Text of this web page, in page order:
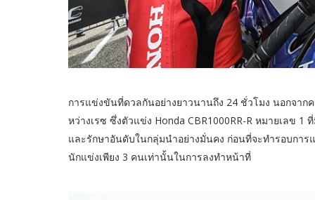
การแข่งขันที่ดวลกันอย่างยาวนานถึง 24 ชั่วโมง นอกจาก
หว่างเรซ ซึ่งตัวแข่ง Honda CBR1000RR-R หมายเล
และรักษาอันดับในกลุ่มนำอย่างมั่นคง ก่อนที่จะทำรอบกา
นักแข่งเพียง 3 คนเท่านั้นในการลงทำหน้าที่